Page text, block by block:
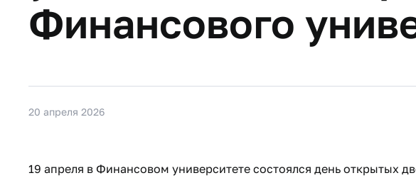
Финансового
20 апреля 2026
19 апреля в Финансовом университете состоялся день открытых